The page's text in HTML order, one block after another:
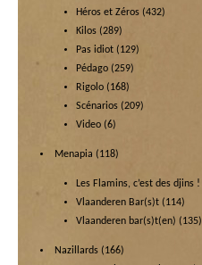
Héros et Zéros (432)
Kilos (289)
Pas idiot (129)
Pédago (259)
Rigolo (168)
Scénarios (209)
Video (6)
Menapia (118)
Les Flamins, c’est des djins !
Vlaanderen Bar(s)t (114)
Vlaanderen bar(s)t(en) (135)
Nazillards (166)